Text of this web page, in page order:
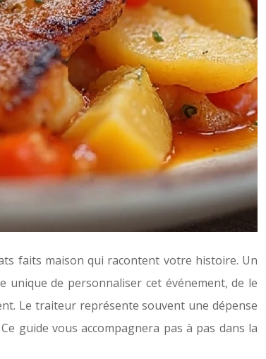
faits maison qui racontent votre histoire. Un
unique de personnaliser cet événement, de le
Le traiteur représente souvent une dépense
guide vous accompagnera pas à pas dans la